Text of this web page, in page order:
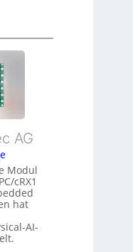
AG
Modul
cRX1
hat
AI-